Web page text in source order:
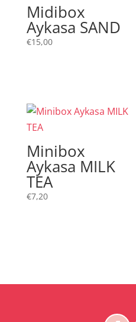
Midibox
Aykasa SAND
€15,00
Minibox
Aykasa MILK
TEA
€7,20